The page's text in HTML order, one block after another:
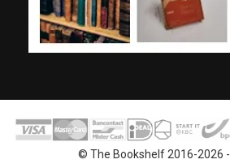
© The Bookshelf 2016-2026 -